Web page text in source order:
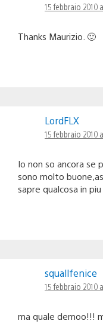
15 febbraio 2010
Thanks Maurizio. 🙂
LordFLX
15 febbraio 2010
Io non so ancora se
sono molto
sapre qualcosa in
squallfenice
15 febbraio 2010
ma quale demoo!!!